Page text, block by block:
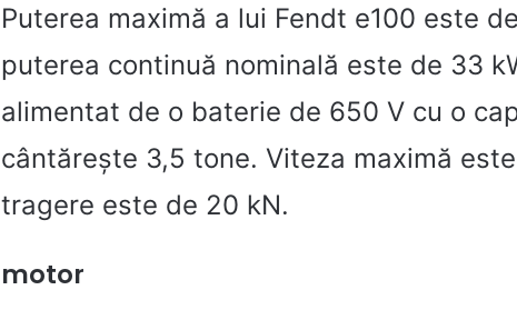
Puterea maximă a lui Fendt e100 este
puterea continuă nominală este de 33
alimentat de o baterie de 650 V cu o
cântărește 3,5 tone. Viteza maximă
tragere este de 20 kN.
motor